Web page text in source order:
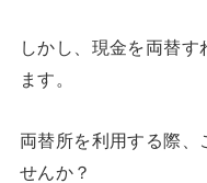
しかし、現金を両替
ます。
両替所を利用する際、
せんか？